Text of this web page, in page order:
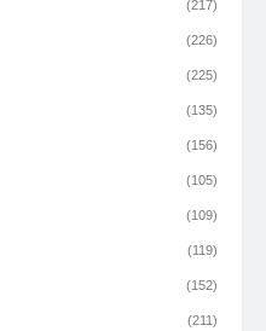
(217)
(226)
(225)
(135)
(156)
(105)
(109)
(119)
(152)
(211)